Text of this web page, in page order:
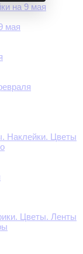
на 9 мая
мая
Наклейки. Цветы
Цветы. Ленты